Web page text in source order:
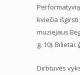
kviečia
muziejaus
g. 10). Bilietai:
Dirbtuvės